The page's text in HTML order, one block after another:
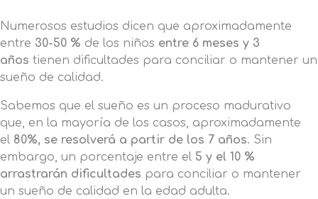
Numerosos estudios dicen que aproximadamente
entre 30-50 % de los niños entre 6 meses y 3
años tienen dificultades para conciliar o mantener un
sueño de calidad.
Sabemos que el sueño es un proceso madurativo
que, en la mayoría de los casos, aproximadamente
el 80%, se resolverá a partir de los 7 años. Sin
embargo, un porcentaje entre el 5 y el 10 %
arrastrarán dificultades para conciliar o mantener
un sueño de calidad en la edad adulta.